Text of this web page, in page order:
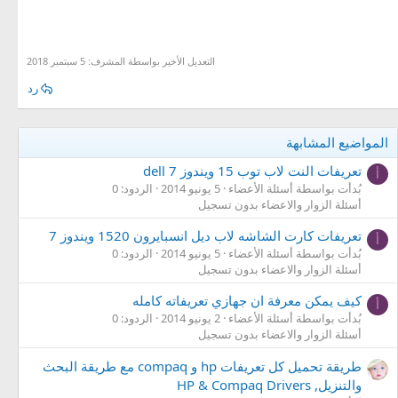
التعديل الأخير بواسطة المشرف: 5 سبتمبر 2018
رد
المواضيع المشابهة
تعريفات النت لاب توب 15 ويندوز 7 dell
بُدأت بواسطة أسئلة الأعضاء 5 يونيو 2014
الردود: 0
أسئلة الزوار والاعضاء بدون تسجيل
تعريفات كارت الشاشه لاب ديل انسبايرون 1520 ويندوز 7
بُدأت بواسطة أسئلة الأعضاء 5 يونيو 2014
الردود: 0
أسئلة الزوار والاعضاء بدون تسجيل
كيف يمكن معرفة ان جهازي تعريفاته كامله
بُدأت بواسطة أسئلة الأعضاء 2 يونيو 2014
الردود: 0
أسئلة الزوار والاعضاء بدون تسجيل
طريقة تحميل كل تعريفات hp و compaq مع طريقة البحث
والتنزيل, HP & Compaq Drivers